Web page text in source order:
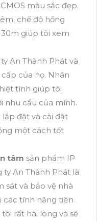
màu sắc đẹp.
chế độ hồng
giúp tôi xem
An Thành Phát và
của họ. Nhân
tình giúp tôi
nhu cầu của mình.
đặt và cài đặt
một cách tốt
tâm sản phẩm IP
ty An Thành Phát là
sát và bảo vệ nhà
các tính năng tiên
rất hài lòng và sẽ